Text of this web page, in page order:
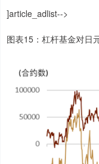
]article_adlist-->
图表15：杠杆基金对日